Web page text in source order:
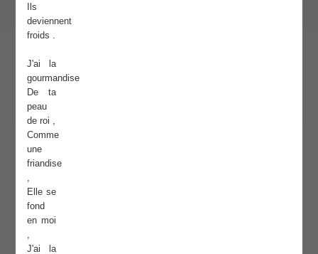
Ils
deviennent
froids .
J'ai la
gourmandise
De ta
peau
de roi ,
Comme
une
friandise
Elle se
fond
en moi
J'ai la